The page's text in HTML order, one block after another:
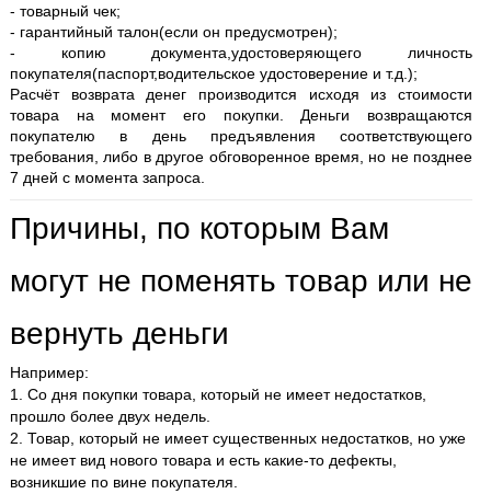
- товарный чек;
- гарантийный талон(если он предусмотрен);
- копию документа,удостоверяющего личность
покупателя(паспорт,водительское удостоверение и т.д.);
Расчёт возврата денег производится исходя из стоимости
товара на момент его покупки. Деньги возвращаются
покупателю в день предъявления соответствующего
требования, либо в другое обговоренное время, но не позднее
7 дней с момента запроса.
Причины, по которым Вам
могут не поменять товар или не
вернуть деньги
Например:
1. Со дня покупки товара, который не имеет недостатков,
прошло более двух недель.
2. Товар, который не имеет существенных недостатков, но уже
не имеет вид нового товара и есть какие-то дефекты,
возникшие по вине покупателя.